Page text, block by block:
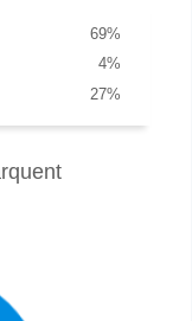
%
69
%
4
%
27